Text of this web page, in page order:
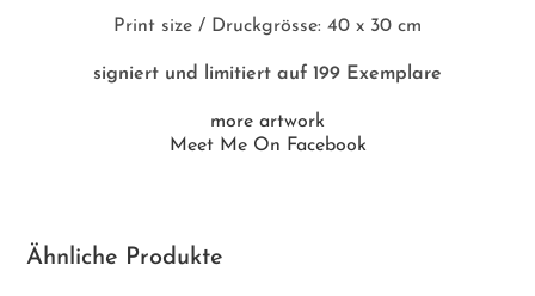
Print size / Druckgrösse: 40 x 30 cm
signiert und limitiert auf 199 Exemplare
more artwork
Meet Me On Facebook
Ähnliche Produkte